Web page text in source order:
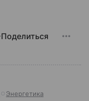
Поделиться
Энергетика